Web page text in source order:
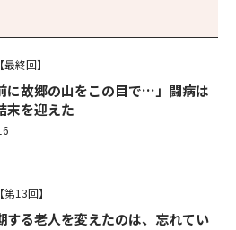
【最終回】
に故郷の山をこの目で…」闘病は
末を迎えた
【第13回】
する老人を変えたのは、忘れてい